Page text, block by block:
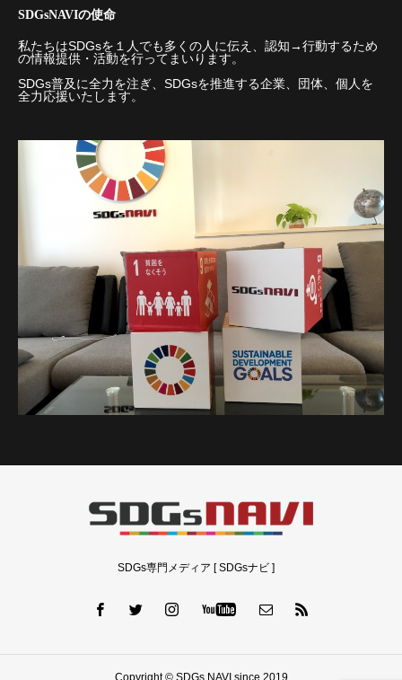
SDGsNAVIの使命
私たちはSDGsを１人でも多くの人に伝え、認知→行動するため
の情報提供・活動を行ってまいります。
SDGs普及に全力を注ぎ、SDGsを推進する企業、団体、個人を
全力応援いたします。
SDGs専門メディア [ SDGsナビ ]
Copyright © SDGs NAVI since 2019